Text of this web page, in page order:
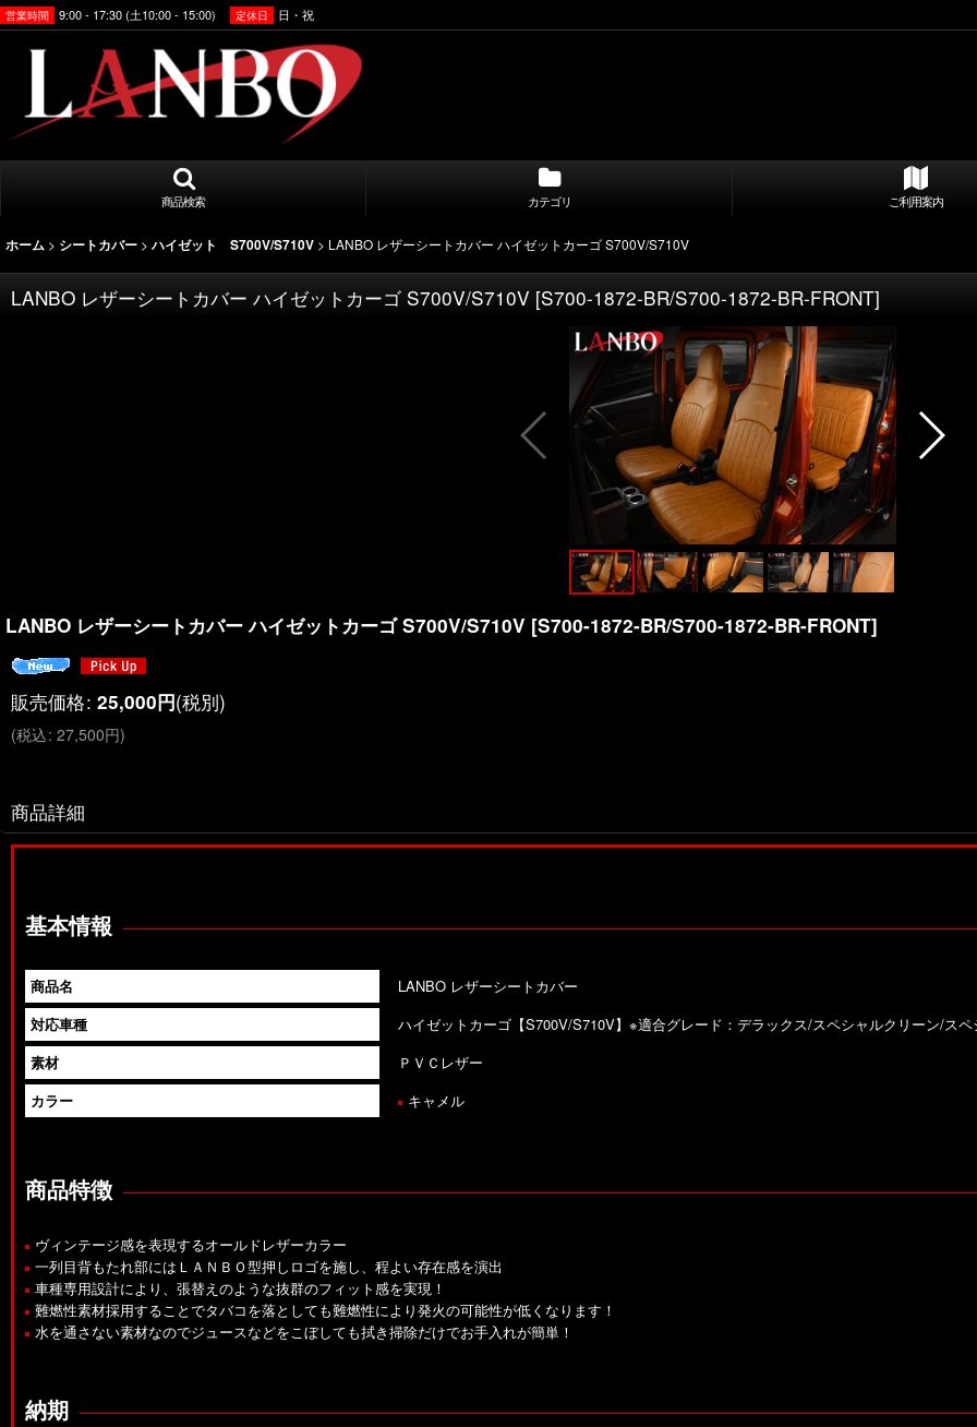
営業時間 9:00 - 17:30 (土10:00 - 15:00) 定休日 日・祝
商品検索 カテゴリ ご利用案内
ホーム > シートカバー > ハイゼット S700V/S710V > LANBO レザーシートカバー ハイゼットカーゴ S700V/S710V
LANBO レザーシートカバー ハイゼットカーゴ S700V/S710V [S700-1872-BR/S700-1872-BR-FRONT]
LANBO レザーシートカバー ハイゼットカーゴ S700V/S710V [S700-1872-BR/S700-1872-BR-FRONT]
販売価格: 25,000円(税別)
(税込: 27,500円)
商品詳細
基本情報
商品名
LANBO レザーシートカバー
対応車種
ハイゼットカーゴ【S700V/S710V】※適合グレード：デラックス/スペシャルクリーン/ス
素材
ＰＶＣレザー
カラー
キャメル
商品特徴
ヴィンテージ感を表現するオールドレザーカラー
一列目背もたれ部にはＬＡＮＢＯ型押しロゴを施し、程よい存在感を演出
車種専用設計により、張替えのような抜群のフィット感を実現！
難燃性素材採用することでタバコを落としても難燃性により発火の可能性が低くなります！
水を通さない素材なのでジュースなどをこぼしても拭き掃除だけでお手入れが簡単！
納期